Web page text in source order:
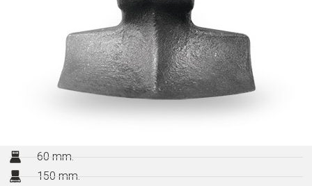
60 mm.
150 mm.